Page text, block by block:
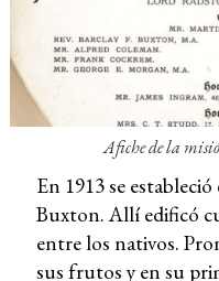
Afiche de la
En 1913 se
Buxton. Allí edificó
entre los nativos.
sus frutos y en su